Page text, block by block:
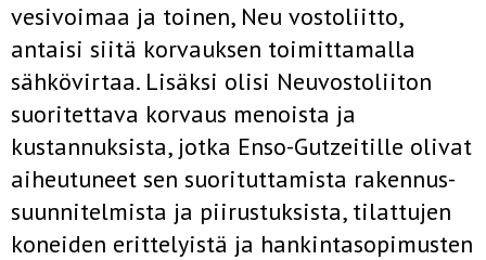
vesivoimaa ja toinen, Neu­ vostoliitto,
antaisi siitä korvauksen toimittamalla
sähkövirtaa. Lisäksi olisi Neuvostoliiton
suoritettava korvaus menoista ja
kustannuksista, jotka Enso-Gutzeitille olivat
aiheutuneet sen suorituttamista rakennus­
suunnitelmista ja piirustuksista, tilattujen
koneiden erittelyistä ja han­kintasopimusten